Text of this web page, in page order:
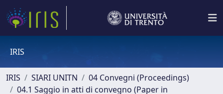
IRIS
IRIS SIARI UNITN
04 Convegni (Proceedings)
04.1 Saggio in atti di convegno (Paper in